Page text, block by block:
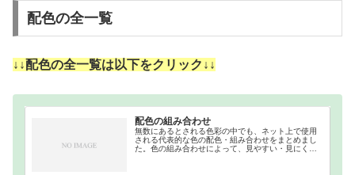
配色の全一覧
↓↓配色の全一覧は以下をクリック↓↓
配色の組み合わせ
無数にあるとされる色彩の中でも、ネット上で使用
される代表的な色の配色・組み合わせをまとめまし
た。色の組み合わせによって、見やすい・見にくい